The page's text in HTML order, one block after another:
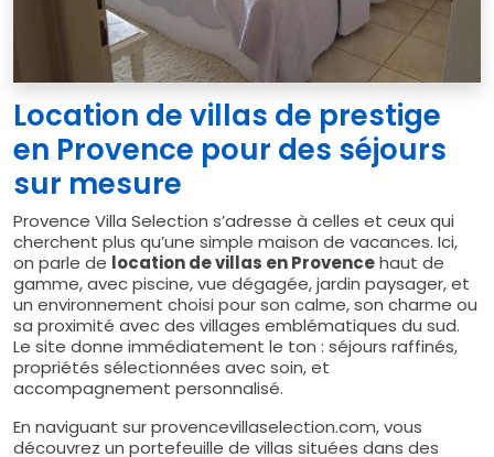
Location de villas de prestige
en Provence pour des séjours
sur mesure
Provence Villa Selection s’adresse à celles et ceux qui
cherchent plus qu’une simple maison de vacances. Ici,
on parle de location de villas en Provencehaut de
gamme, avec piscine, vue dégagée, jardin paysager, et
un environnement choisi pour son calme, son charme ou
sa proximité avec des villages emblématiques du sud.
Le site donne immédiatement le ton : séjours raffinés,
propriétés sélectionnées avec soin, et
accompagnement personnalisé.
En naviguant sur provencevillaselection.com, vous
découvrez un portefeuille de villas situées dans des